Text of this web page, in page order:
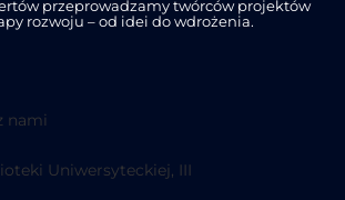
przeprowadzamy twórców projektów
rozwoju – od idei do wdrożenia.
nami
Uniwersyteckiej, III